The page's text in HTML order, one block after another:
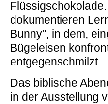
dokumentieren
Bunny", in dem,
Bügeleisen
entgegenschmilzt.
Das biblische
in der Ausstellung